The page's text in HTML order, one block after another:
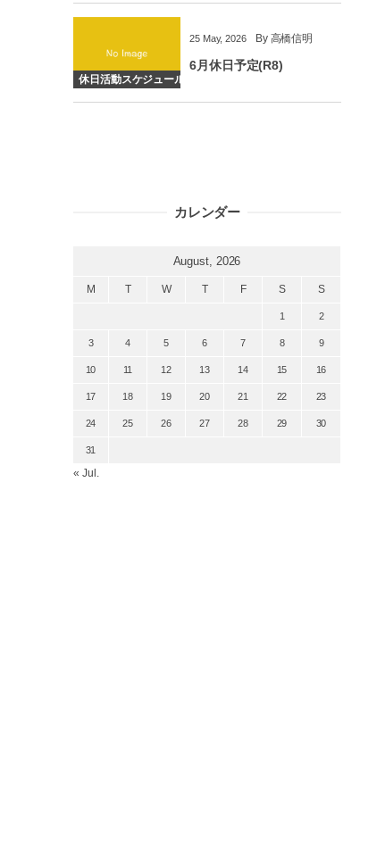
休日活動スケジュール
25 May,2026 By 高橋信明
6月休日予定(R8)
カレンダー
August, 2026
M T W T F S S
1 2
3 4 5 6 7 8 9
10 11 12 13 14 15 16
17 18 19 20 21 22 23
24 25 26 27 28 29 30
31
« Jul.